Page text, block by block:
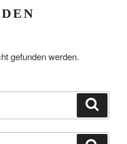
gefunden werden.